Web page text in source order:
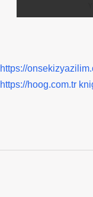
https://
https://hoog.com.tr